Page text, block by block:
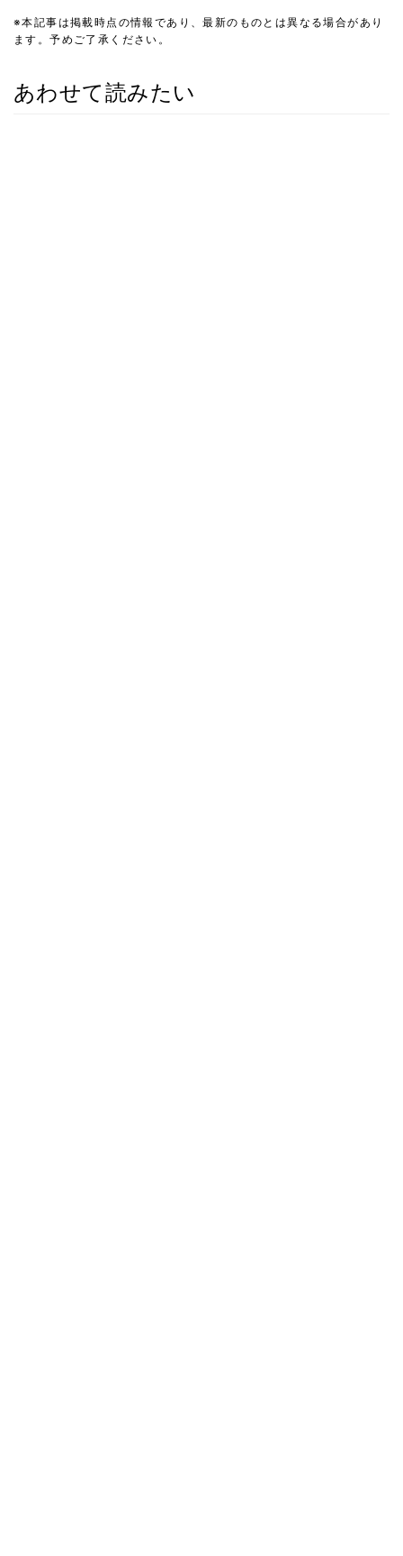
※本記事は掲載時点の情報であり、最新のものとは異なる場合があり
ます。予めご了承ください。
あわせて読みたい